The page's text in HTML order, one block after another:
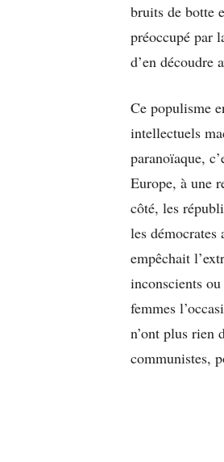
bruits de botte
préoccupé par
d’en découdre
Ce populisme
intellectuels
paranoïaque,
Europe, à une
côté, les
les
empêchait
inconscients
femmes
n’ont plus rien
communistes,